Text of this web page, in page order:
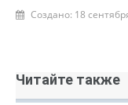
Создано: 18
Читайте также